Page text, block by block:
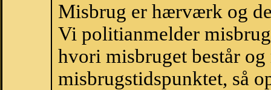
Misbrug er hærværk og
Vi politianmelder
hvori misbruget består
misbrugstidspunktet, så